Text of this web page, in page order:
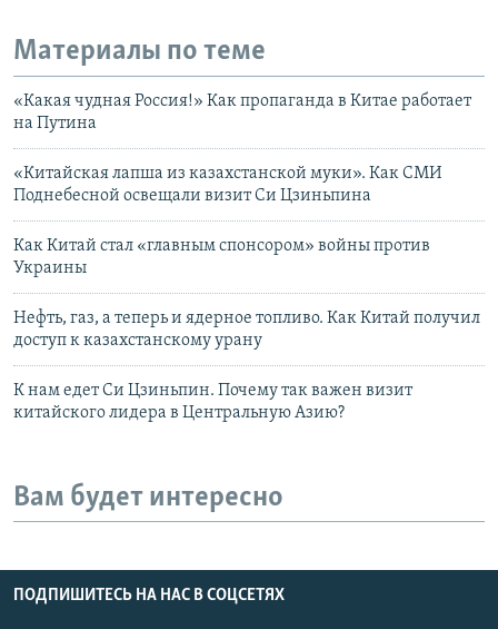
Материалы по теме
«Какая чудная Россия!» Как пропаганда в Китае работает
на Путина
«Китайская лапша из казахстанской муки». Как СМИ
Поднебесной освещали визит Си Цзиньпина
Как Китай стал «главным спонсором» войны против
Украины
Нефть, газ, а теперь и ядерное топливо. Как Китай получил
доступ к казахстанскому урану
К нам едет Си Цзиньпин. Почему так важен визит
китайского лидера в Центральную Азию?
Вам будет интересно
ПОДПИШИТЕСЬ НА НАС В СОЦСЕТЯХ